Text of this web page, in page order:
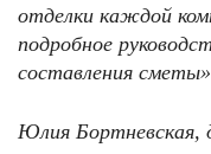
отделки каждой
подробное
составления сметы»
Юлия Бортневская,